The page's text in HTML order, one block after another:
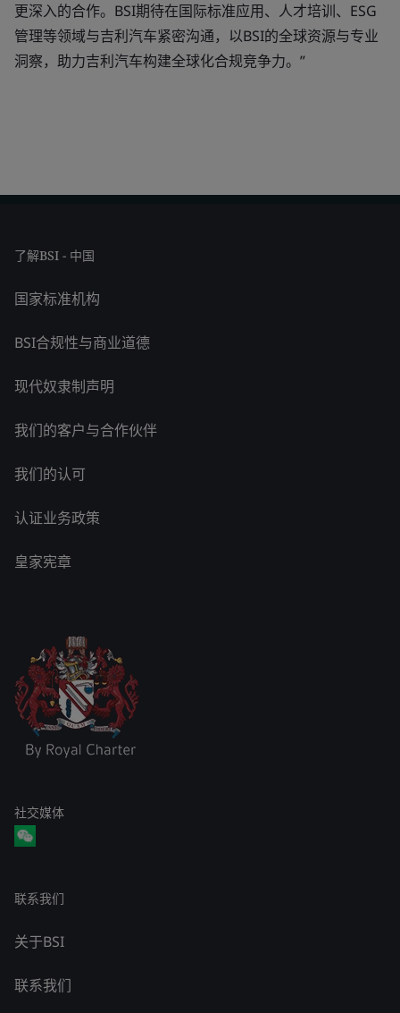
更深入的合作。BSI期待在国际标准应用、人才培训、ESG
管理等领域与吉利汽车紧密沟通，以BSI的全球资源与专业
洞察，助力吉利汽车构建全球化合规竞争力。”
了解BSI - 中国
国家标准机构
BSI合规性与商业道德
现代奴隶制声明
我们的客户与合作伙伴
我们的认可
认证业务政策
皇家宪章
社交媒体
联系我们
关于BSI
联系我们